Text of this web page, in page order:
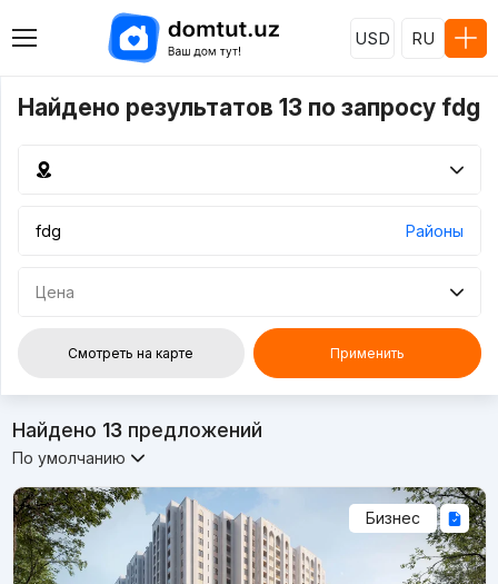
USD RU
Найдено результатов 13 по запросу fdg
Районы
Цена
Смотреть на карте Применить
Найдено 13предложений
По умолчанию
Бизнес